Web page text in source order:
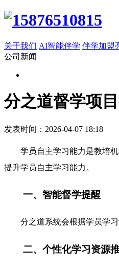
关于我们 AI智能伴学 伴学加盟
公司新闻
分之道督学项
发表时间：2026-04-07 18:18
学员自主学习能力是教培
提升学员自主学习能力。
一、智能督学提醒
分之道系统会根据学员学
二、个性化学习资源